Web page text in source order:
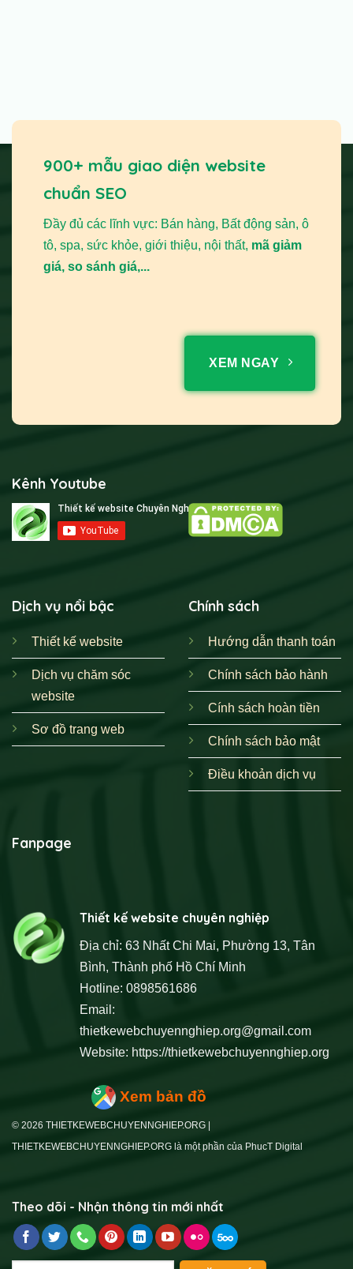
900+ mẫu giao diện website
chuẩn SEO
Đầy đủ các lĩnh vực: Bán hàng, Bất động sản, ô
tô, spa, sức khỏe, giới thiệu, nội thất, mã giảm
giá, so sánh giá,...
XEM NGAY
Kênh Youtube
Dịch vụ nổi bậc
Thiết kế website
Dịch vụ chăm sóc
website
Sơ đồ trang web
Chính sách
Hướng dẫn thanh toán
Chính sách bảo hành
Cính sách hoàn tiền
Chính sách bảo mật
Điều khoản dịch vụ
Fanpage
Thiết kế website chuyên nghiệp
Địa chỉ: 63 Nhất Chi Mai, Phường 13, Tân
Bình, Thành phố Hồ Chí Minh
Hotline: 0898561686
Email:
thietkewebchuyennghiep.org@gmail.com
Website: https://thietkewebchuyennghiep.org
Xem bản đồ
© 2026 THIETKEWEBCHUYENNGHIEP.ORG |
THIETKEWEBCHUYENNGHIEP.ORG là một phần của PhucT Digital
Theo dõi - Nhận thông tin mới nhất